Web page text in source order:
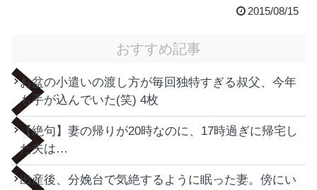
2015/08/15
おすすめ記事
お盆の小遣いの渡し方が毎回独特すぎる叔父、今年
も手が込んでいた(笑) 4枚
【絶句】妻の帰りが20時なのに、17時過ぎに帰宅し
た夫は…
出産後、分娩台で気絶するように眠った妻。傍にい